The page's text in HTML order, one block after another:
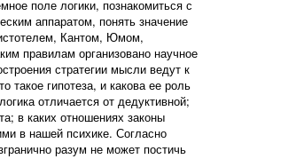
поле логики, познакомиться с
аппаратом, понять значение
Кантом, Юмом,
правилам организовано научное
стратегии мысли ведут к
гипотеза, и какова ее роль
отличается от дедуктивной;
в каких отношениях законы
в нашей психике. Согласно
разум не может постичь